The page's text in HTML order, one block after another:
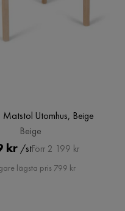
Matstol Utomhus, Beige
Beige
Pris
kr /stOriginal
Pris
Förr 2 199 kr
lägsta pris 799 kr